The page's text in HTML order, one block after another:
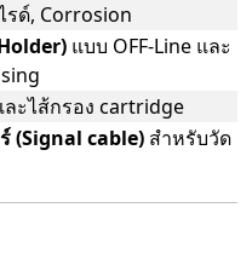
รด์, Corrosion
แบบ OFF-Line และ
ละไส้กรอง cartridge
(Signal cable) สำหรับวัด